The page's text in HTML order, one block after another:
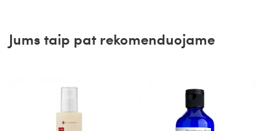
Jums taip pat rekomenduojame